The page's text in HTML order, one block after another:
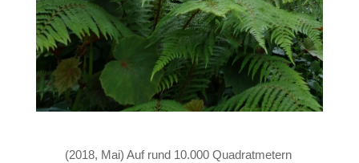
(2018, Mai) Auf rund 10.000 Quadratmetern